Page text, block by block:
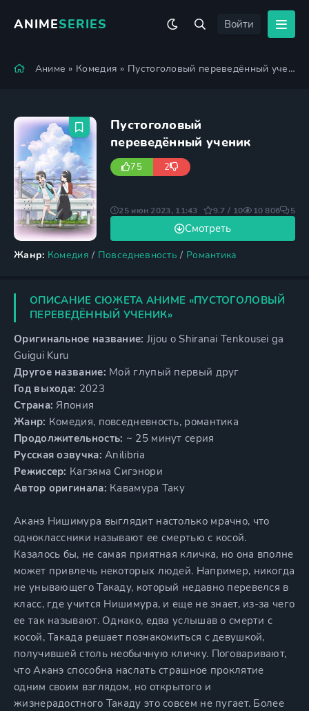
ANIMESERIES Войти
Аниме » Комедия » Пустоголовый переведённый ученик
Пустоголовый
переведённый ученик
75 2
Жанр: Комедия / Повседневность / Романтика
Смотреть
25 июн 2023, 11:43 9.7 / 10 10 806 5
ОПИСАНИЕ СЮЖЕТА АНИМЕ «ПУСТОГОЛОВЫЙ
ПЕРЕВЕДЁННЫЙ УЧЕНИК»
Оригинальное название: Jijou o Shiranai Tenkousei ga
Guigui Kuru
Другое название: Мой глупый первый друг
Год выхода: 2023
Страна: Япония
Жанр: Комедия, повседневность, романтика
Продолжительность: ~ 25 минут серия
Русская озвучка: Anilibria
Режиссер: Кагэяма Сигэнори
Автор оригинала: Кавамура Таку
Аканэ Нишимура выглядит настолько мрачно, что
одноклассники называют ее смертью с косой.
Казалось бы, не самая приятная кличка, но она вполне
может привлечь некоторых людей. Например, никогда
не унывающего Такаду, который недавно перевелся в
класс, где учится Нишимура, и еще не знает, из-за чего
ее так называют. Однако, едва услышав о смерти с
косой, Такада решает познакомиться с девушкой,
получившей столь необычную кличку. Поговаривают,
что Аканэ способна наслать страшное проклятие
одним своим взглядом, но открытого и
жизнерадостного Такаду это совсем не пугает. Более